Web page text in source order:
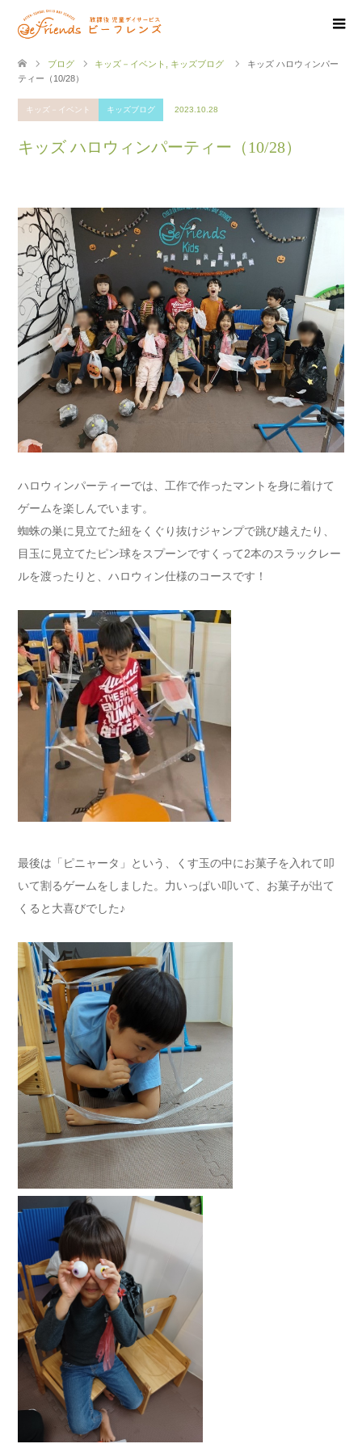
ブログ キッズ－イベント キッズブログ
キッズ ハロウィンパー
ティー（10/28）
キッズ－イベント キッズブログ 2023.10.28
キッズ ハロウィンパーティー（10/28）
ハロウィンパーティーでは、工作で作ったマントを身に着けて
ゲームを楽しんでいます。
蜘蛛の巣に見立てた紐をくぐり抜けジャンプで跳び越えたり、
目玉に見立てたピン球をスプーンですくって2本のスラックレー
ルを渡ったりと、ハロウィン仕様のコースです！
最後は「ピニャータ」という、くす玉の中にお菓子を入れて叩
いて割るゲームをしました。力いっぱい叩いて、お菓子が出て
くると大喜びでした♪